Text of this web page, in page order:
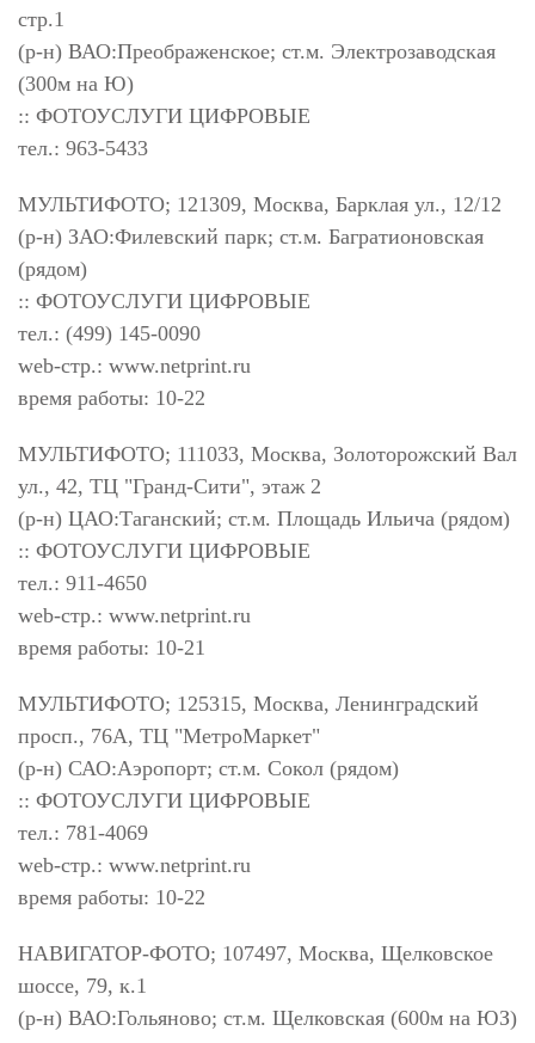
стр.1
(р-н) ВАО:Преображенское; ст.м. Электрозаводская
(300м на Ю)
:: ФОТОУСЛУГИ ЦИФРОВЫЕ
тел.: 963-5433
МУЛЬТИФОТО; 121309, Москва, Барклая ул., 12/12
(р-н) ЗАО:Филевский парк; ст.м. Багратионовская
(рядом)
:: ФОТОУСЛУГИ ЦИФРОВЫЕ
тел.: (499) 145-0090
web-стр.: www.netprint.ru
время работы: 10-22
МУЛЬТИФОТО; 111033, Москва, Золоторожский Вал
ул., 42, ТЦ "Гранд-Сити", этаж 2
(р-н) ЦАО:Таганский; ст.м. Площадь Ильича (рядом)
:: ФОТОУСЛУГИ ЦИФРОВЫЕ
тел.: 911-4650
web-стр.: www.netprint.ru
время работы: 10-21
МУЛЬТИФОТО; 125315, Москва, Ленинградский
просп., 76А, ТЦ "МетроМаркет"
(р-н) САО:Аэропорт; ст.м. Сокол (рядом)
:: ФОТОУСЛУГИ ЦИФРОВЫЕ
тел.: 781-4069
web-стр.: www.netprint.ru
время работы: 10-22
НАВИГАТОР-ФОТО; 107497, Москва, Щелковское
шоссе, 79, к.1
(р-н) ВАО:Гольяново; ст.м. Щелковская (600м на ЮЗ)